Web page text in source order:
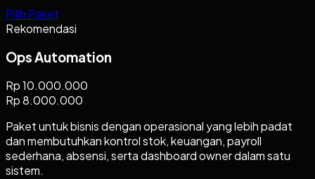
Pilih Paket
Rekomendasi
Ops Automation
Rp 10.000.000
Rp 8.000.000
Paket untuk bisnis dengan operasional yang lebih padat
dan membutuhkan kontrol stok, keuangan, payroll
sederhana, absensi, serta dashboard owner dalam satu
sistem.